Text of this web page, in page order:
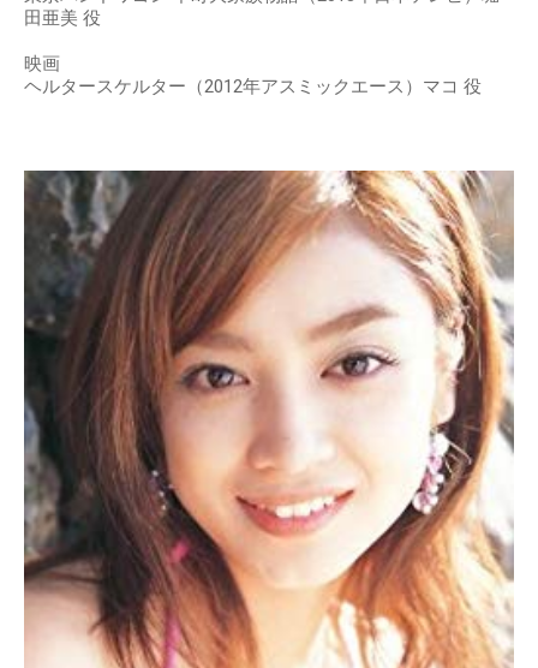
田亜美 役
映画
ヘルタースケルター（2012年アスミックエース）マコ 役